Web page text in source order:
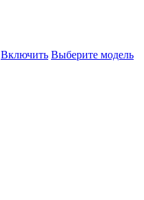
Включить Выберите модель